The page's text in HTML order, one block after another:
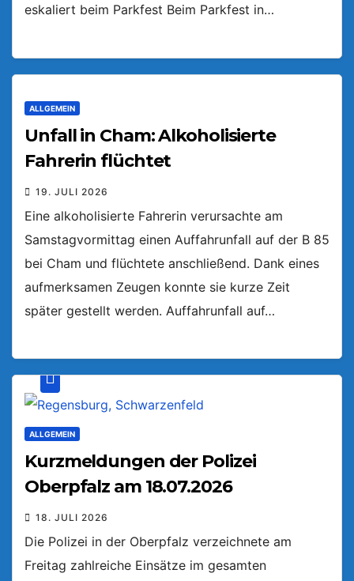
eskaliert beim Parkfest Beim Parkfest in…
ALLGEMEIN
Unfall in Cham: Alkoholisierte
Fahrerin flüchtet
19. JULI 2026
Eine alkoholisierte Fahrerin verursachte am
Samstagvormittag einen Auffahrunfall auf der B 85
bei Cham und flüchtete anschließend. Dank eines
aufmerksamen Zeugen konnte sie kurze Zeit
später gestellt werden. Auffahrunfall auf…
ALLGEMEIN
Kurzmeldungen der Polizei
Oberpfalz am 18.07.2026
18. JULI 2026
Die Polizei in der Oberpfalz verzeichnete am
Freitag zahlreiche Einsätze im gesamten